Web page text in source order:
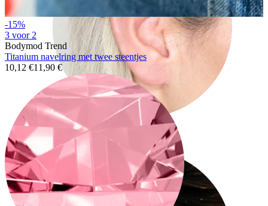
Industrial
-15%
3 voor 2
Bodymod Trend
Titanium navelring met twee steentjes
10,12 €11,90 €